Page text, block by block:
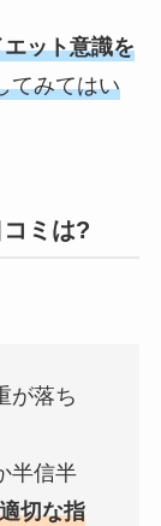
エット意識を
てみてはい
ミは?
が落ち
半信半
切な指